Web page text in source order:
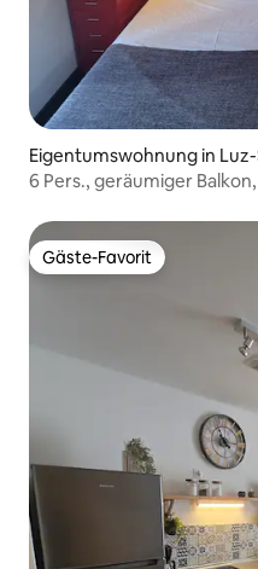
Eigentumswohnung in
6 Pers., geräumiger
Gäste-Favorit
Gäste-Favorit